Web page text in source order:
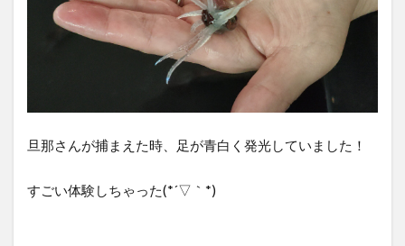
旦那さんが捕まえた時、足が青白く発光していました！
すごい体験しちゃった(*´▽｀*)